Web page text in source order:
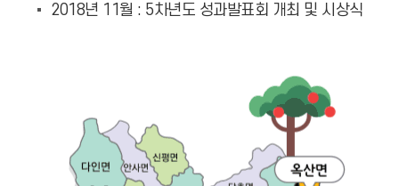
2018년 11월 : 5차년도 성과발표회 개최 및 시상식